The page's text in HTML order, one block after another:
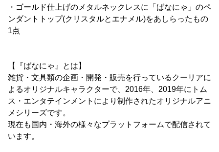
・ゴールド仕上げのメタルネックレスに「ばなにゃ」のペ
ンダントトップ(クリスタルとエナメル)をあしらったもの
1点
【『ばなにゃ』とは】
雑貨・文具類の企画・開発・販売を行っているクーリアに
よるオリジナルキャラクターで、2016年、2019年にトム
ス・エンタテインメントにより制作されたオリジナルアニ
メシリーズです。
現在も国内・海外の様々なプラットフォームで配信されて
います。